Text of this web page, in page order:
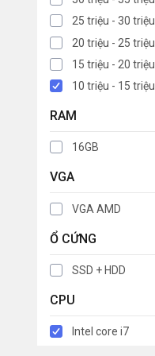
25 triệu - 30 triệu
20 triệu - 25 triệu
15 triệu - 20 triệu
10 triệu - 15 triệu
RAM
16GB
VGA
VGA AMD
Ổ CỨNG
SSD + HDD
CPU
Intel core i7